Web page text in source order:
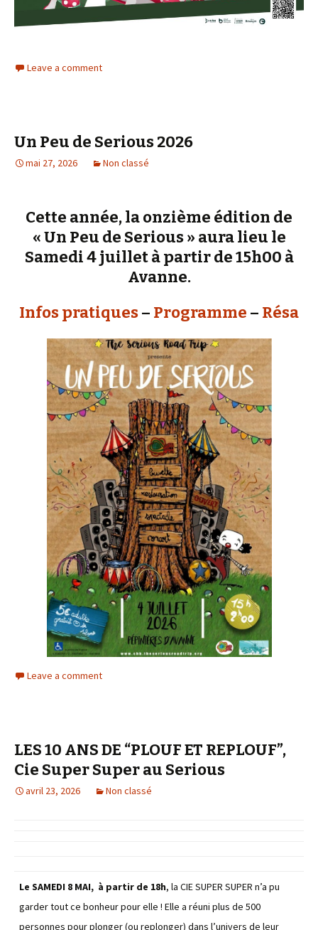
Leave a comment
Un Peu de Serious 2026
mai 27, 2026 Non classé
Cette année, la onzième édition de
« Un Peu de Serious » aura lieu le
Samedi 4 juillet à partir de 15h00 à
Avanne.
Infos pratiques– Programme – Résa
Leave a comment
LES 10 ANS DE “PLOUF ET REPLOUF”,
Cie Super Super au Serious
avril 23, 2026 Non classé
Le SAMEDI 8 MAI, à partir de 18h, la CIE SUPER SUPER n’a pu
garder tout ce bonheur pour elle ! Elle a réuni plus de 500
personnes pour plonger (ou replonger) dans l’univers de leur